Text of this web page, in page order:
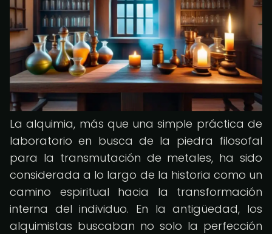
La alquimia, más que una simple práctica de
laboratorio en busca de la piedra filosofal
para la transmutación de metales, ha sido
considerada a lo largo de la historia como un
camino espiritual hacia la transformación
interna del individuo. En la antigüedad, los
alquimistas buscaban no solo la perfección